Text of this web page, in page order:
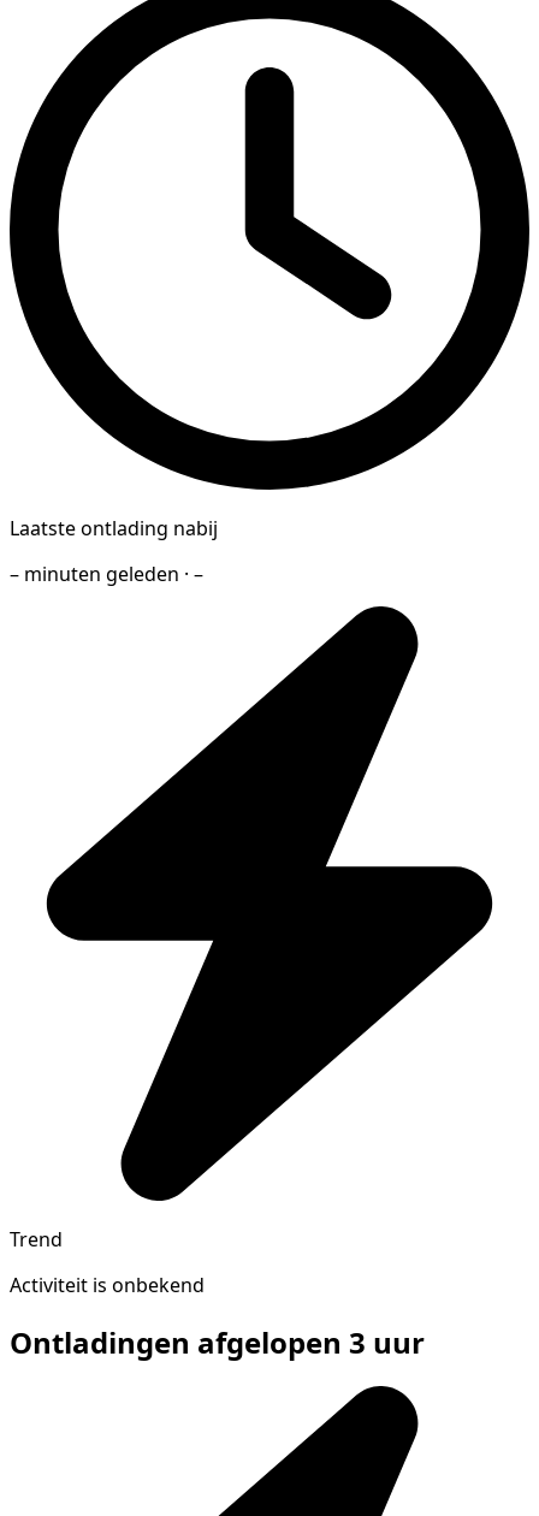
Laatste ontlading nabij
– minuten geleden · –
Trend
Activiteit is onbekend
Ontladingen afgelopen 3 uur